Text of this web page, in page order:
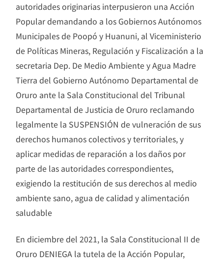
autoridades originarias interpusieron una Acción
Popular demandando a los Gobiernos Autónomos
Municipales de Poopó y Huanuni, al Viceministerio
de Políticas Mineras, Regulación y Fiscalización a la
secretaria Dep. De Medio Ambiente y Agua Madre
Tierra del Gobierno Autónomo Departamental de
Oruro ante la Sala Constitucional del Tribunal
Departamental de Justicia de Oruro reclamando
legalmente la SUSPENSIÓN de vulneración de sus
derechos humanos colectivos y territoriales, y
aplicar medidas de reparación a los daños por
parte de las autoridades correspondientes,
exigiendo la restitución de sus derechos al medio
ambiente sano, agua de calidad y alimentación
saludable
En diciembre del 2021, la Sala Constitucional II de
Oruro DENIEGA la tutela de la Acción Popular,